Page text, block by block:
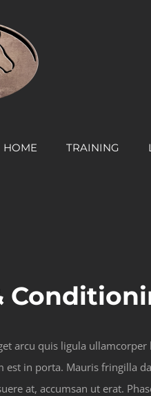
HOME TRAINING
arcu quis ligula
est in porta. Mauris fringilla
at, accumsan ut erat.